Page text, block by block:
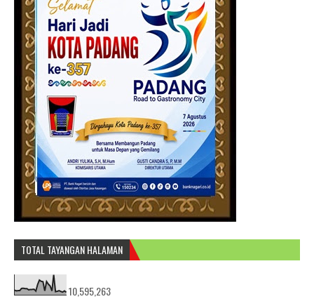
TOTAL TAYANGAN HALAMAN
10,595,263